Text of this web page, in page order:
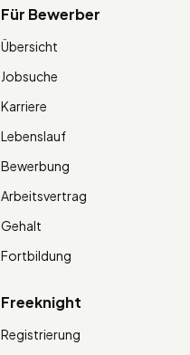
Für Bewerber
Übersicht
Jobsuche
Karriere
Lebenslauf
Bewerbung
Arbeitsvertrag
Gehalt
Fortbildung
Freeknight
Registrierung